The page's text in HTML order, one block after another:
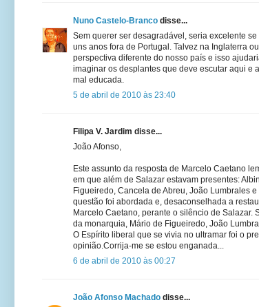
Nuno Castelo-Branco disse...
Sem querer ser desagradável, seria excelente
uns anos fora de Portugal. Talvez na Inglaterra
perspectiva diferente do nosso país e isso
imaginar os desplantes que deve escutar aqui e
mal educada.
5 de abril de 2010 às 23:40
Filipa V. Jardim disse...
João Afonso,
Este assunto da resposta de Marcelo Caetano
em que além de Salazar estavam presentes:
Figueiredo, Cancela de Abreu, João Lumbrales
questão foi abordada e, desaconselhada a
Marcelo Caetano, perante o silêncio de Salazar.
da monarquia, Mário de Figueiredo, João
O Espírito liberal que se vivia no ultramar foi o
opinião.Corrija-me se estou enganada...
6 de abril de 2010 às 00:27
João Afonso Machado disse...